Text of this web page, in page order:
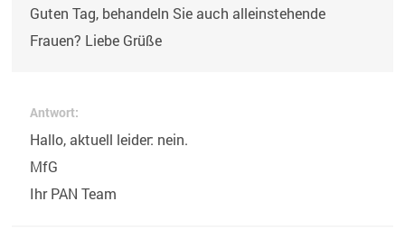
Guten Tag, behandeln Sie auch alleinstehende
Frauen? Liebe Grüße
Antwort:
Hallo, aktuell leider: nein.
MfG
Ihr PAN Team